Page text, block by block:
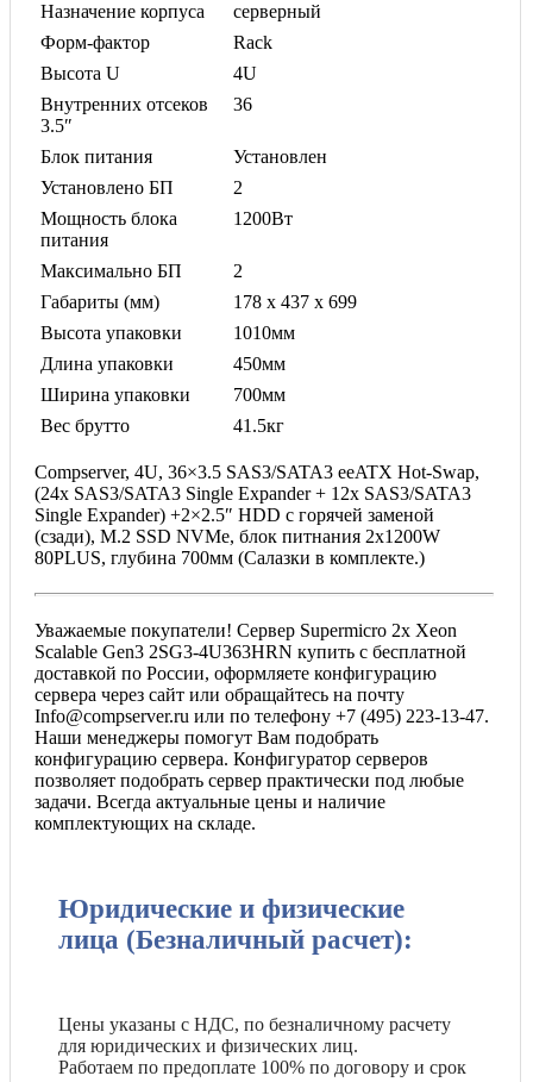
Назначение корпуса
серверный
Форм-фактор
Rack
Высота U
4U
Внутренних отсеков
3.5″
36
Блок питания
Установлен
Установлено БП
2
Мощность блока
питания
1200Вт
Максимально БП
2
Габариты (мм)
178 x 437 x 699
Высота упаковки
1010мм
Длина упаковки
450мм
Ширина упаковки
700мм
Вес брутто
41.5кг
Compserver, 4U, 36×3.5 SAS3/SATA3 eeATX Hot-Swap,
(24x SAS3/SATA3 Single Expander + 12x SAS3/SATA3
Single Expander) +2×2.5″ HDD с горячей заменой
(сзади), M.2 SSD NVMe, блок питнания 2x1200W
80PLUS, глубина 700мм (Салазки в комплекте.)
Уважаемые покупатели! Сервер Supermicro 2x Xeon
Scalable Gen3 2SG3-4U363HRN купить с бесплатной
доставкой по России, оформляете конфигурацию
сервера через сайт или обращайтесь на почту
Info@compserver.ru или по телефону +7 (495) 223-13-47.
Наши менеджеры помогут Вам подобрать
конфигурацию сервера. Конфигуратор серверов
позволяет подобрать сервер практически под любые
задачи. Всегда актуальные цены и наличие
комплектующих на складе.
Юридические и физические
лица (Безналичный расчет):
Цены указаны с НДС, по безналичному расчету
для юридических и физических лиц.
Работаем по предоплате 100% по договору и срок